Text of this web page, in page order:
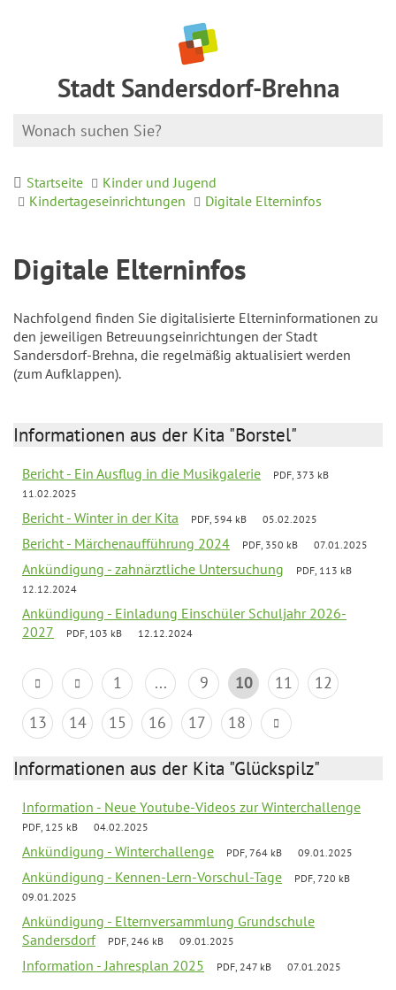
Stadt Sandersdorf-Brehna
Startseite
Kinder und Jugend
Kindertageseinrichtungen
Digitale Elterninfos
Digitale Elterninfos
Nachfolgend finden Sie digitalisierte Elterninformationen zu
den jeweiligen Betreuungseinrichtungen der Stadt
Sandersdorf-Brehna, die regelmäßig aktualisiert werden
(zum Aufklappen).
Informationen aus der Kita "Borstel"
Bericht - Ein Ausflug in die Musikgalerie
PDF, 373 kB
11.02.2025
Bericht - Winter in der Kita PDF, 594 kB 05.02.2025
Bericht - Märchenaufführung 2024 PDF, 350 kB 07.01.2025
Ankündigung - zahnärztliche Untersuchung
PDF, 113 kB
12.12.2024
Ankündigung - Einladung Einschüler Schuljahr 2026-
2027
PDF, 103 kB 12.12.2024
1 ... 9 10 11
12
13
14 15 16 17 18
Informationen aus der Kita "Glückspilz"
Information - Neue Youtube-Videos zur Winterchallenge
PDF, 125 kB 04.02.2025
Ankündigung - Winterchallenge PDF, 764 kB 09.01.2025
Ankündigung - Kennen-Lern-Vorschul-Tage
PDF, 720 kB
09.01.2025
Ankündigung - Elternversammlung Grundschule
Sandersdorf
PDF, 246 kB 09.01.2025
Information - Jahresplan 2025 PDF, 247 kB 07.01.2025